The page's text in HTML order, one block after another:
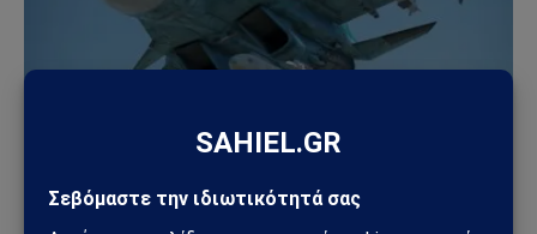
ΓΕΩΣΤΡΑΤΗΓΙΚΉ